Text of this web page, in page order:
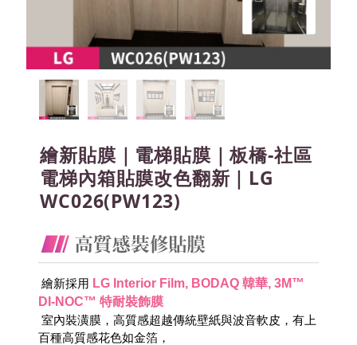
繪新貼膜｜電梯貼膜｜板橋-社區
電梯內箱貼膜改色翻新｜LG
WC026(PW123)
繪新採用 LG Interior Film, BODAQ 韓華, 3M™
DI-NOC™ 特耐裝飾膜
百種高質感花色如金箔，